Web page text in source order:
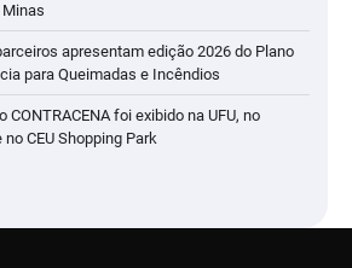
apresentam edição 2026 do Plano
para Queimadas e Incêndios
CONTRACENA foi exibido na UFU, no
no CEU Shopping Park